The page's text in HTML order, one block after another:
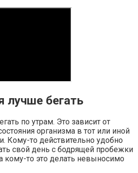
лучше бегать
по утрам. Это зависит от
организма в тот или иной
Кому-то действительно удобно
свой день с бодрящей пробежки
кому-то это делать невыносимо